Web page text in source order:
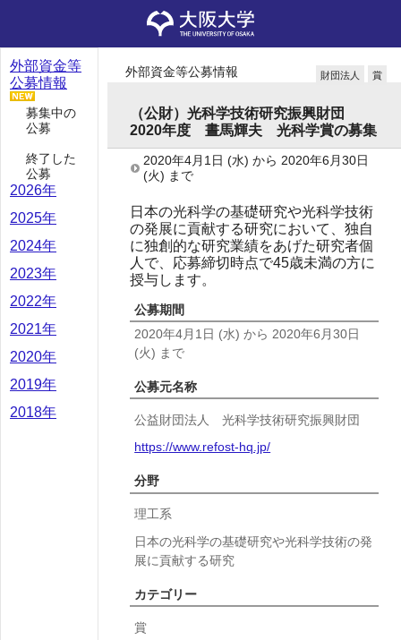
外部資金等
公募情報
募集中の
公募
終了した
公募
2026年
2025年
2024年
2023年
2022年
2021年
2020年
2019年
2018年
外部資金等公募情報 財団法人 賞
（公財）光科学技術研究振興財団
2020年度 晝馬輝夫 光科学賞の募集
2020年4月1日 (水) から 2020年6月30日
(火) まで
日本の光科学の基礎研究や光科学技術
の発展に貢献する研究において、独自
に独創的な研究業績をあげた研究者個
人で、応募締切時点で45歳未満の方に
授与します。
公募期間
2020年4月1日 (水) から 2020年6月30日
(火) まで
公募元名称
公益財団法人 光科学技術研究振興財団
https://www.refost-hq.jp/
分野
理工系
日本の光科学の基礎研究や光科学技術の発
展に貢献する研究
カテゴリー
賞